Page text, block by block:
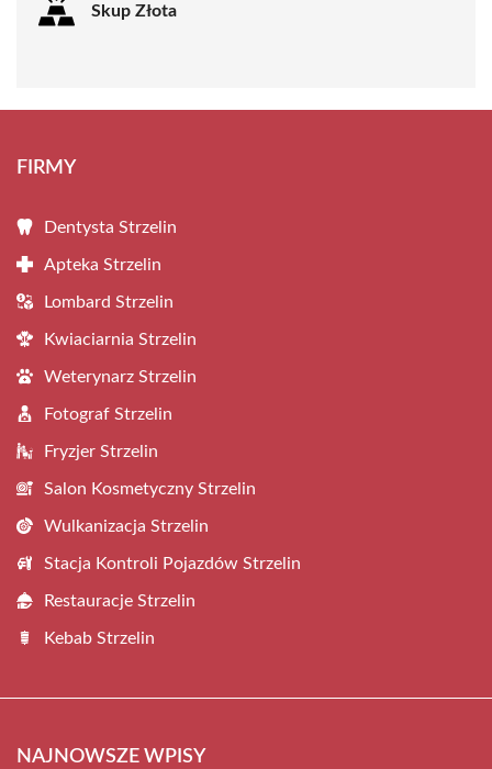
Skup Złota
FIRMY
Dentysta Strzelin
Apteka Strzelin
Lombard Strzelin
Kwiaciarnia Strzelin
Weterynarz Strzelin
Fotograf Strzelin
Fryzjer Strzelin
Salon Kosmetyczny Strzelin
Wulkanizacja Strzelin
Stacja Kontroli Pojazdów Strzelin
Restauracje Strzelin
Kebab Strzelin
NAJNOWSZE WPISY